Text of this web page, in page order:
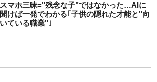
スマホ三昧="残念な子"ではなかった…AIに
聞けば一発でわかる｢子供の隠れた才能と"向
いている職業"｣